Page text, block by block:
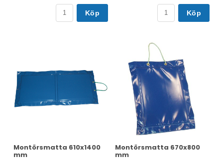
Köp Köp
Montörsmatta 610x1400
mm
Montörsmatta 670x800
mm